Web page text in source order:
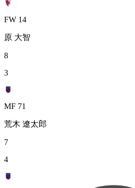
FW 14
原 大智
8
3
MF 71
荒木 遼太郎
7
4